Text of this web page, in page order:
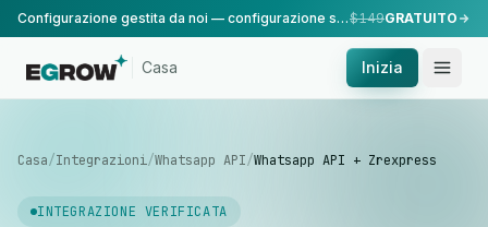
Configurazione gestita da noi — configurazione standard, eseguita dal nostro team.$149GRATUITO
Casa Inizia
Casa/Integrazioni/Whatsapp API/Whatsapp API + Zrexpress
INTEGRAZIONE VERIFICATA